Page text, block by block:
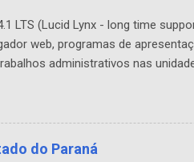
LTS (Lucid Lynx - long time
web, programas de
administrativos nas
economia de recursos
rapidez na inicialização (boot)
para ...
do Paraná